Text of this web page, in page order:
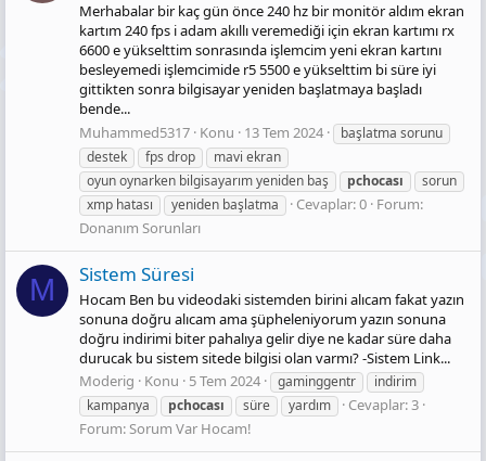
Merhabalar bir kaç gün önce 240 hz bir monitör aldım ekran
kartım 240 fps i adam akıllı veremediği için ekran kartımı rx
6600 e yükselttim sonrasında işlemcim yeni ekran kartını
besleyemedi işlemcimide r5 5500 e yükselttim bi süre iyi
gittikten sonra bilgisayar yeniden başlatmaya başladı
bende...
Muhammed5317 Konu 13 Tem 2024
başlatma sorunu
destek
fps drop
mavi ekran
oyun oynarken bilgisayarım yeniden baş
pchocası
sorun
xmp hatası
yeniden başlatma Cevaplar: 0 Forum:
Donanım Sorunları
M Sistem Süresi
Hocam Ben bu videodaki sistemden birini alıcam fakat yazın
sonuna doğru alıcam ama şüpheleniyorum yazın sonuna
doğru indirimi biter pahalıya gelir diye ne kadar süre daha
durucak bu sistem sitede bilgisi olan varmı? -Sistem Link...
Moderig
Konu 5 Tem 2024 gaminggentr
indirim
kampanya
pchocası süre yardım
Cevaplar: 3
Forum:Sorum Var Hocam!